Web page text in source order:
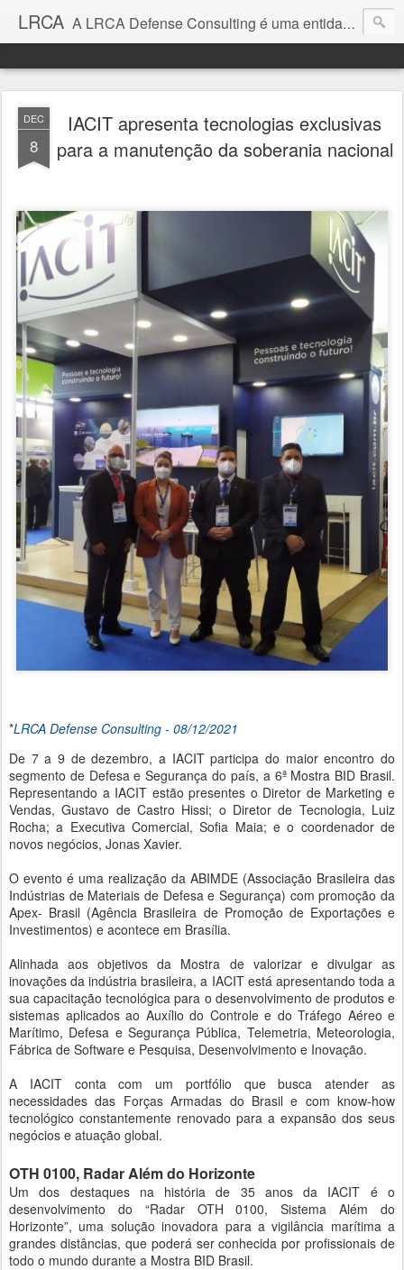
LRCA A LRCA Defense Consulting é uma entidade sem fins lucrativos que se dedica a produzir e divulgar notícias e análises sobre as Empresas de Defesa. Não somos jornalistas e nem este é um blog jornalístico.
DEC
8
IACIT apresenta tecnologias exclusivas
para a manutenção da soberania nacional
*LRCA Defense Consulting - 08/12/2021
De 7 a 9 de dezembro, a IACIT participa do maior encontro do
segmento de Defesa e Segurança do país, a 6ª Mostra BID Brasil.
Representando a IACIT estão presentes o Diretor de Marketing e
Vendas, Gustavo de Castro Hissi; o Diretor de Tecnologia, Luiz
Rocha; a Executiva Comercial, Sofia Maia; e o coordenador de
novos negócios, Jonas Xavier.
O evento é uma realização da ABIMDE (Associação Brasileira das
Indústrias de Materiais de Defesa e Segurança) com promoção da
Apex- Brasil (Agência Brasileira de Promoção de Exportações e
Investimentos) e acontece em Brasília.
Alinhada aos objetivos da Mostra de valorizar e divulgar as
inovações da indústria brasileira, a IACIT está apresentando toda a
sua capacitação tecnológica para o desenvolvimento de produtos e
sistemas aplicados ao Auxílio do Controle e do Tráfego Aéreo e
Marítimo, Defesa e Segurança Pública, Telemetria, Meteorologia,
Fábrica de Software e Pesquisa, Desenvolvimento e Inovação.
A IACIT conta com um portfólio que busca atender as
necessidades das Forças Armadas do Brasil e com know-how
tecnológico constantemente renovado para a expansão dos seus
negócios e atuação global.
OTH 0100, Radar Além do Horizonte
Um dos destaques na história de 35 anos da IACIT é o
desenvolvimento do “Radar OTH 0100, Sistema Além do
Horizonte”, uma solução inovadora para a vigilância marítima a
grandes distâncias, que poderá ser conhecida por profissionais de
todo o mundo durante a Mostra BID Brasil.